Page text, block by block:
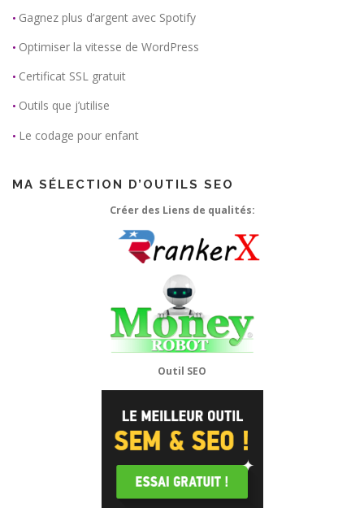
• Gagnez plus d’argent avec Spotify
• Optimiser la vitesse de WordPress
• Certificat SSL gratuit
• Outils que j’utilise
• Le codage pour enfant
MA SÉLECTION D’OUTILS SEO
Créer des Liens de qualités:
Outil SEO